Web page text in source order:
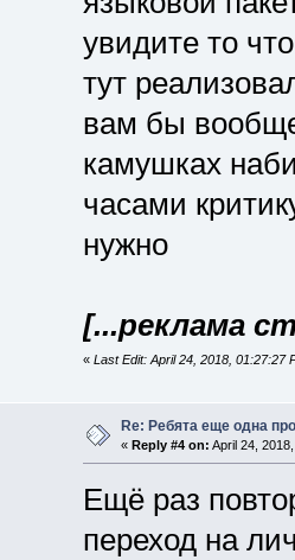
увидите то
тут
вам бы
камушках
часами
нужно
[...реклама
« Last Edit: April 24, 2018, 01:27:27
Re: Ребята еще одна
« Reply #4 on: April 24,
Ещё раз
переход на